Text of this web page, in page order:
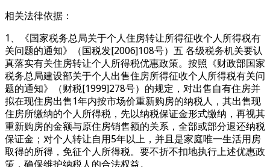
相关法律依据：
1、《国家税务总局关于个人住房转让所得征收个人所得税有
关问题的通知》（国税发[2006]108号）五 各级税务机关要认
真落实有关住房转让个人所得税优惠政策。按照《财政部国家
税务总局建设部关于个人出售住房所得征收个人所得税有关问
题的通知》（财税[1999]278号）的规定，对出售自有住房并
拟在现住房出售1年内按市场价重新购房的纳税人，其出售现
住房所缴纳的个人所得税，先以纳税保证金形式缴纳，再视其
重新购房的金额与原住房销售额的关系，全部或部分退还纳税
保证金；对个人转让自用5年以上，并且是家庭唯一生活用房
取得的所得，免征个人所得税。要不折不扣地执行上述优惠政
策，确保维护纳税人的合法权益。